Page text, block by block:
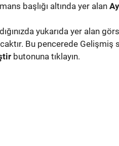
başlığı altında yer alan
yukarıda yer alan
Bu pencerede Gelişmiş
butonuna tıklayın.